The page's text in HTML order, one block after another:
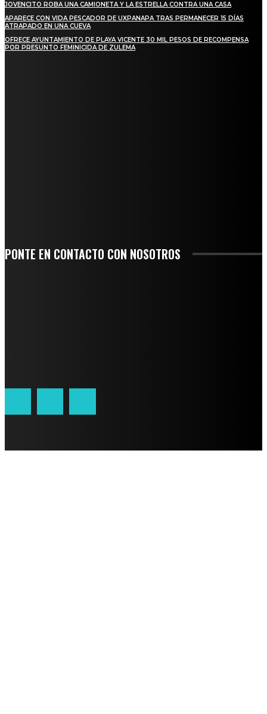
JOVENCITO ROBA UNA CAMIONETA Y LA ESTRELLA CONTRA UNA CASA
APARECE CON VIDA PESCADOR DE UXPANAPA TRAS PERMANECER 15 DÍAS
ATRAPADO EN UNA CUEVA
OFRECE AYUNTAMIENTO DE PLAYA VICENTE 30 MIL PESOS DE RECOMPENSA
POR PRESUNTO FEMINICIDA DE ZULEMA
PONTE EN CONTACTO CON NOSOTROS